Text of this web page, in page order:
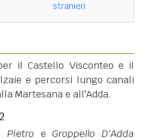
stranieri
il Castello Visconteo e il
e percorsi lungo canali
Martesana e all'Adda.
Pietro eGroppello D'Adda